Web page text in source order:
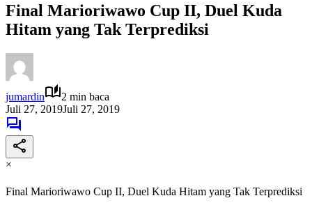
Final Marioriwawo Cup II, Duel Kuda
Hitam yang Tak Terprediksi
jumardin
2 min baca
Juli 27, 2019Juli 27, 2019
×
Final Marioriwawo Cup II, Duel Kuda Hitam yang Tak Terprediksi